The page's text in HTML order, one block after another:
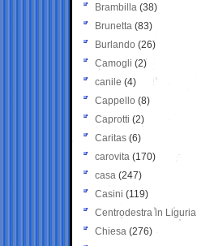
Brambilla (38)
Brunetta (83)
Burlando (26)
Camogli (2)
canile (4)
Cappello (8)
Caprotti (2)
Caritas (6)
carovita (170)
casa (247)
Casini (119)
Centrodestra in Liguria
Chiesa (276)